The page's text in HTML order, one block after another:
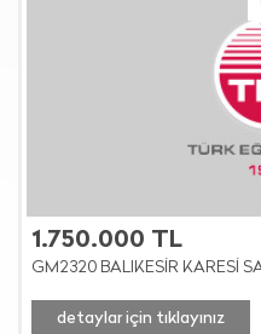
1.750.000 TL
GM2320 BALIKESİR KARESİ
detaylar için tıklayınız